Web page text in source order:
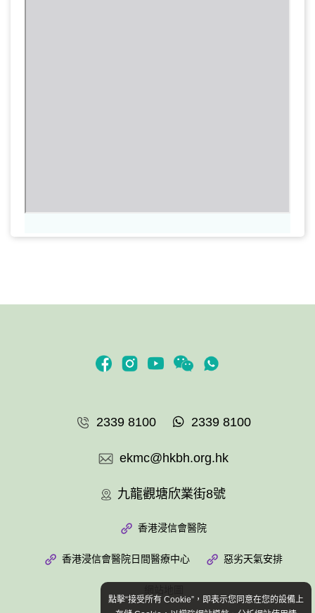
2339 8100 2339 8100
ekmc@hkbh.org.hk
九龍觀塘欣業街8號
香港浸信會醫院
香港浸信會醫院日間醫療中心 惡劣天氣安排
點擊“接受所有 Cookie”，即表示您同意在您的設備上